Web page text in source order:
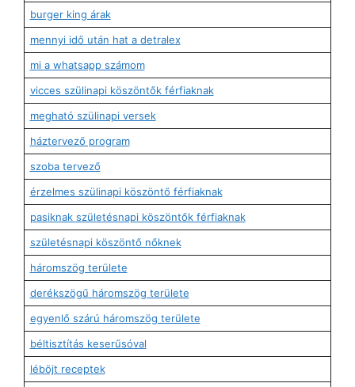
burger king árak
mennyi idő után hat a detralex
mi a whatsapp számom
vicces szülinapi köszöntők férfiaknak
megható szülinapi versek
háztervező program
szoba tervező
érzelmes szülinapi köszöntő férfiaknak
pasiknak születésnapi köszöntők férfiaknak
születésnapi köszöntő nőknek
háromszög területe
derékszögű háromszög területe
egyenlő szárú háromszög területe
béltisztítás keserűsóval
léböjt receptek